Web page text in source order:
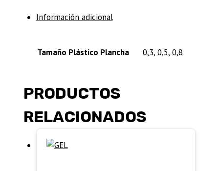
Información adicional
Tamaño Plástico Plancha 0,3, 0,5, 0,8
PRODUCTOS
RELACIONADOS